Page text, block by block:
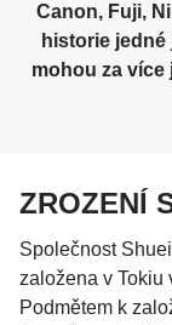
Canon, Fuji,
historie
mohou za
ZROZENÍ
Společnost
založena v Tokiu
Podmětem k